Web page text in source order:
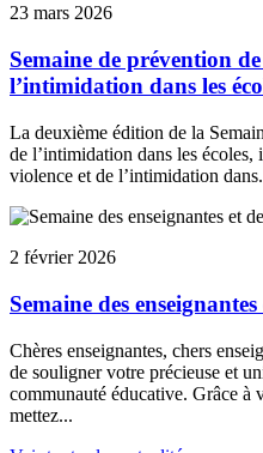
23 mars 2026
Semaine de prévention
l’intimidation dans les
La deuxième édition de la
de l’intimidation dans les
violence et de l’intimidation
2 février 2026
Semaine des
Chères enseignantes, chers
de souligner votre précieuse et
communauté éducative. Grâce à
mettez...